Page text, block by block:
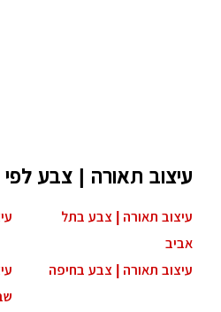
תאורה | צבע לפי
תאורה | צבע בתל
עיצוב
תאורה | צבע בחיפה
עיצוב